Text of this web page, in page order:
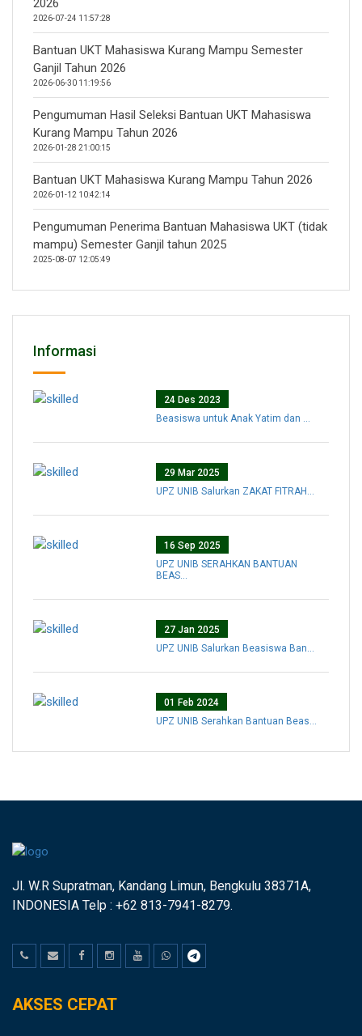
2026
2026-07-24 11:57:28
Bantuan UKT Mahasiswa Kurang Mampu Semester
Ganjil Tahun 2026
2026-06-30 11:19:56
Pengumuman Hasil Seleksi Bantuan UKT Mahasiswa
Kurang Mampu Tahun 2026
2026-01-28 21:00:15
Bantuan UKT Mahasiswa Kurang Mampu Tahun 2026
2026-01-12 10:42:14
Pengumuman Penerima Bantuan Mahasiswa UKT (tidak
mampu) Semester Ganjil tahun 2025
2025-08-07 12:05:49
Informasi
24 Des 2023
Beasiswa untuk Anak Yatim dan ...
29 Mar 2025
UPZ UNIB Salurkan ZAKAT FITRAH...
16 Sep 2025
UPZ UNIB SERAHKAN BANTUAN
BEAS...
27 Jan 2025
UPZ UNIB Salurkan Beasiswa Ban...
01 Feb 2024
UPZ UNIB Serahkan Bantuan Beas...
Jl. W.R Supratman, Kandang Limun, Bengkulu 38371A,
INDONESIA Telp : +62 813-7941-8279.
AKSES CEPAT